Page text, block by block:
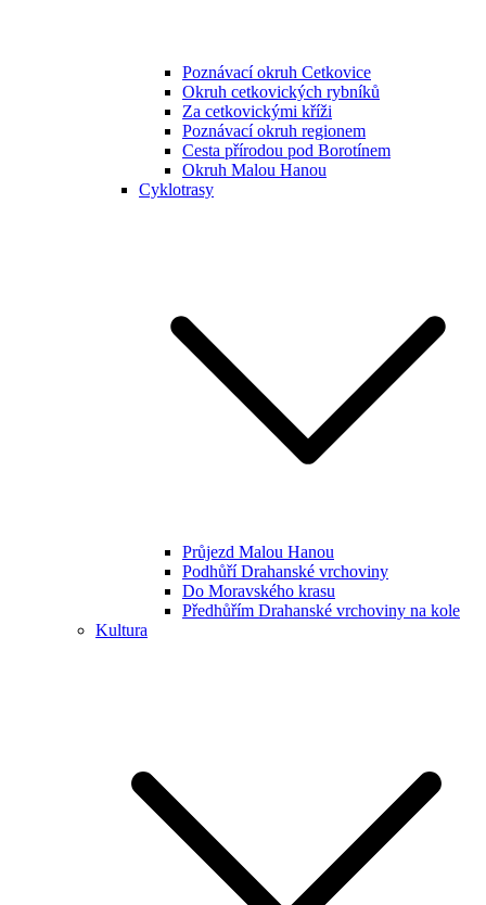
Poznávací okruh Cetkovice
Okruh cetkovických rybníků
Za cetkovickými kříži
Poznávací okruh regionem
Cesta přírodou pod Borotínem
Okruh Malou Hanou
Cyklotrasy
Průjezd Malou Hanou
Podhůří Drahanské vrchoviny
Do Moravského krasu
Předhůřím Drahanské vrchoviny na kole
Kultura